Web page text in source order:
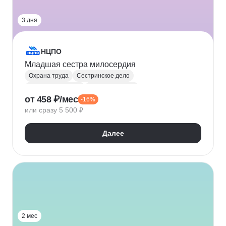
3 дня
НЦПО
Младшая сестра милосердия
Охрана труда
Сестринское дело
Лекарственные препараты
Дезинфекция и стерилизация
Инфекционные заболевания
СанПиН
от 458 ₽/мес -16%
или сразу 5 500 ₽
Далее
2 мес